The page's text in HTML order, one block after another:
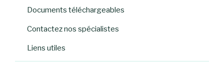
Documents téléchargeables
Contactez nos spécialistes
Liens utiles